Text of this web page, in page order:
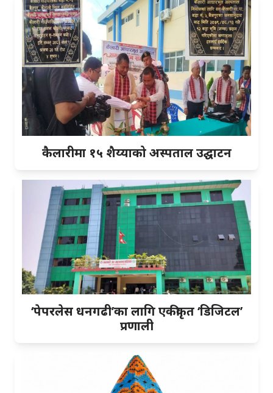
कैलारीमा १५ शैय्याको अस्पताल उद्घाटन
‘पेपरलेस धनगढी’का लागि एकीकृत ‘डिजिटल’
प्रणाली